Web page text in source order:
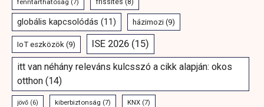
globális kapcsolódás (11) házimozi (9)
IoT eszközök (9) ISE 2026 (15)
itt van néhány releváns kulcsszó a cikk alapján: okos
otthon (14)
jövő (6) kiberbiztonság (7) KNX (7)